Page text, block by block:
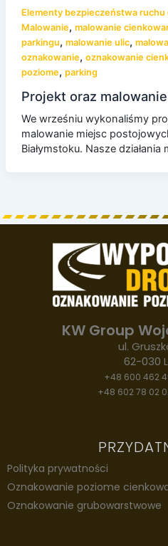
Elementy bezpieczeństwa
Malowanie, malowanie
parkingu, malowanie ulic,
oznakowanie, oznakowanie
poziome, parking
Projekt oraz
We wrześniu wykonaliśmy
malowanie miejsc
Białymstoku. Nasze działania
KW Group
ul.
62-030
+48 600 462
+48 602 78 02
Polityka prywatności
Oznakowanie poziome
Oznakowanie grubowarstwowe